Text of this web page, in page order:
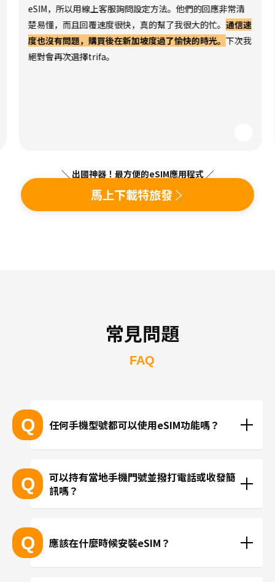
eSIM，所以用線上客服詢問設定方法。他們的回應非常清
楚易懂，而且回覆速度很快，真的幫了我很大的忙。 通信速
度也沒有問題，購買後在新加坡度過了愉快的時光。 下次我
絕對會再次選擇trifa。
＼ 出國神器！最方便的eSIM應用程式 ／
馬上下載特旅發
常見問題
FAQ
Q 任何手機型號都可以使用eSIM功能嗎？
※產品推陳出新，可能無法列出所有最新的型號。
※無法透過個別的查詢確認您的設備是否支援eSIM功
能。
Q
可以持有當地手機門號並撥打電話或收發簡
訊嗎？
LINE或Instagram等使用網路連線進行通話。
Q 應該在什麼時候安裝eSIM？